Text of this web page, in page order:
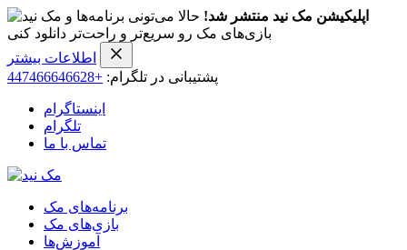
اپلیکیشن مک نید منتشر شد! حالا می‌تونی برنامه‌ها و
بازی‌های مک رو سریع‌تر و راحت‌تر دانلود کنی
اطلاعات بیشتر
پشتیبانی در تلگرام: +447466646628
اینستاگرام
تلگرام
تماس با ما
برنامه‌های مک
بازی‌های مک
آموزش‌ها